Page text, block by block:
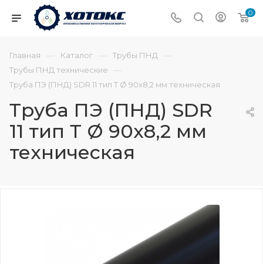
0
Главная — Каталог — Трубы ПНД —
Трубы ПНД технические —
Труба ПЭ (ПНД) SDR 11 тип Т Ø 90х8,2 мм техническая
Труба ПЭ (ПНД) SDR
11 тип Т Ø 90х8,2 мм
техническая